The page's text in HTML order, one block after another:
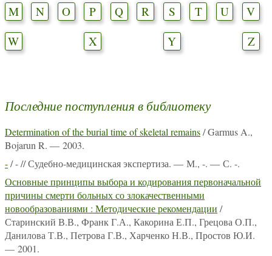
M
N O P Q R S T U
V
W
X Y Z
Последние поступления в библиотеку
Determination of the burial time of skeletal remains/ Garmus A.,
Bojarun R. — 2003.
-/ - // Судебно-медицинская экспертиза. — М., -. — С. -.
Основные принципы выбора и кодирования первоначальной
причины смерти больных со злокачественными
новообразованиями : Методические рекомендации /
Старинский В.В., Франк Г.А., Какорина Е.П., Грецова О.П.,
Данилова Т.В., Петрова Г.В., Харченко Н.В., Простов Ю.И.
— 2001.